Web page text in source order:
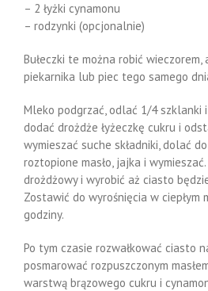
– 2 łyżki cynamonu
– rodzynki (opcjonalnie)
Bułeczki te można robić
piekarnika lub piec tego samego
Mleko podgrzać, odlać 1/4 szklanki
dodać drożdże łyżeczkę cukru i
wymieszać suche składniki, dolać
roztopione masło, jajka i
drożdżowy i wyrobić aż ciasto
Zostawić do wyrośnięcia w ciepłym
godziny.
Po tym czasie rozwałkować ciasto
posmarować rozpuszczonym
warstwą brązowego cukru i